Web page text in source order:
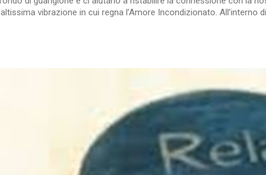
vibrazione in cui regna l’Amore Incondizionato. All’interno